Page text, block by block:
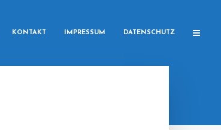
KONTAKT IMPRESSUM DATENSCHUTZ